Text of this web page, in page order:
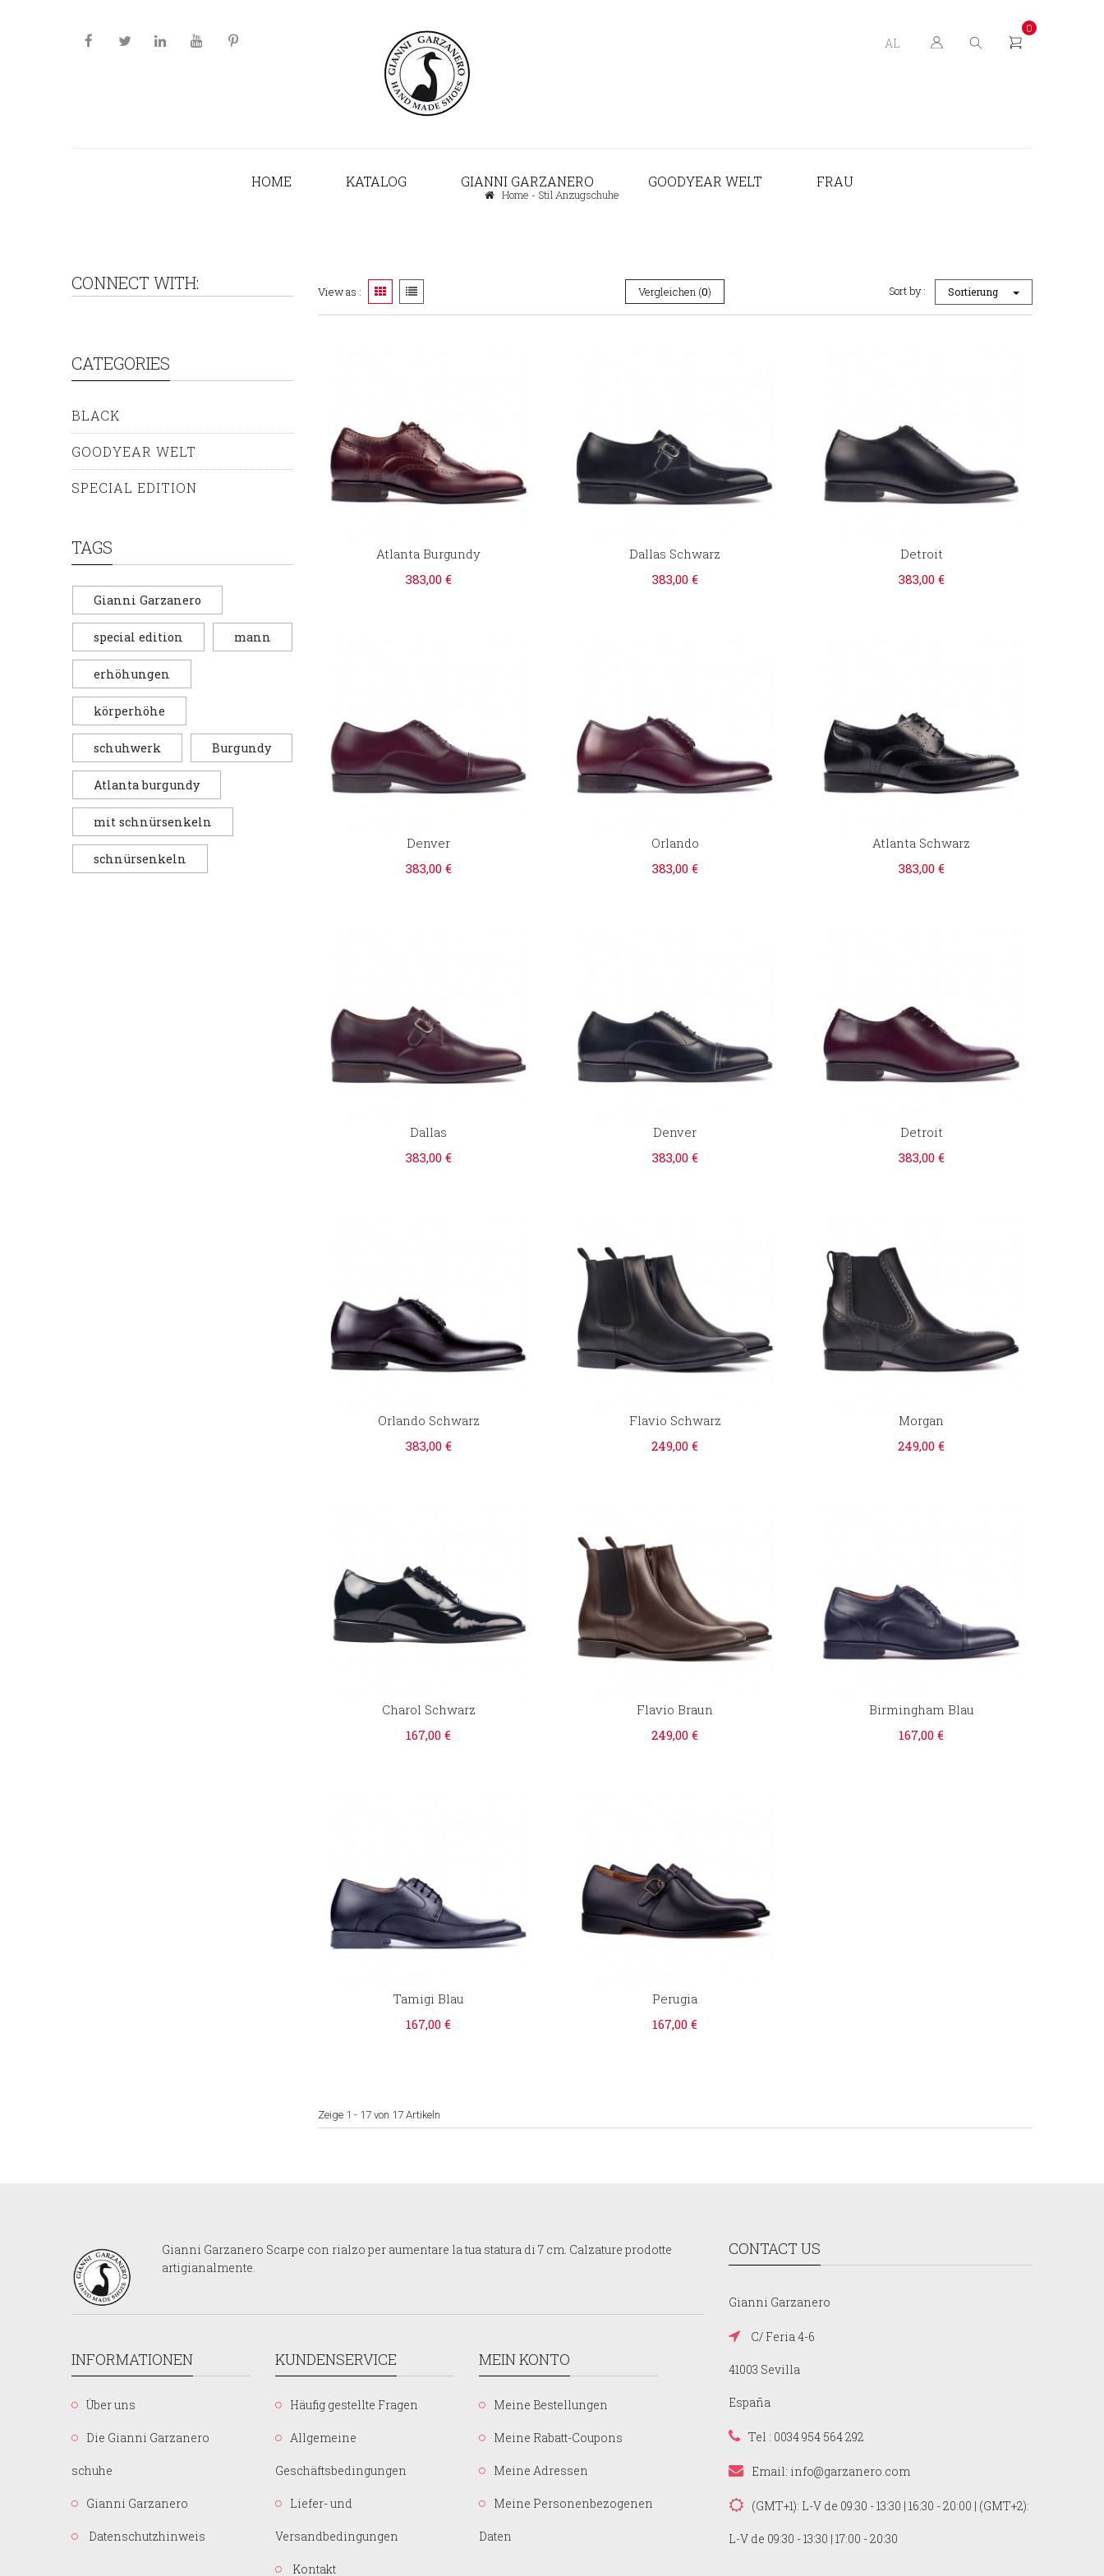
AL
0
HOME KATALOG GIANNI GARZANERO GOODYEAR WELT FRAU
Home - Stil Anzugschuhe
CONNECT WITH:
CATEGORIES
BLACK
GOODYEAR WELT
SPECIAL EDITION
TAGS
Gianni Garzanero
special edition mann
erhöhungen
körperhöhe
schuhwerk Burgundy
Atlanta burgundy
mit schnürsenkeln
schnürsenkeln
View as : Vergleichen (0) Sort by : Sortierung
Atlanta Burgundy
383,00 €
Dallas Schwarz
383,00 €
Detroit
383,00 €
Denver
383,00 €
Orlando
383,00 €
Atlanta Schwarz
383,00 €
Dallas
383,00 €
Denver
383,00 €
Detroit
383,00 €
Orlando Schwarz
383,00 €
Flavio Schwarz
249,00 €
Morgan
249,00 €
Charol Schwarz
167,00 €
Flavio Braun
249,00 €
Birmingham Blau
167,00 €
Tamigi Blau
167,00 €
Perugia
167,00 €
Zeige 1 - 17 von 17 Artikeln
Gianni Garzanero Scarpe con rialzo per aumentare la tua statura di 7 cm. Calzature prodotte
artigianalmente.
CONTACT US
Gianni Garzanero
C/ Feria 4-6
41003 Sevilla
España
Tel : 0034 954 564 292
Email: info@garzanero.com
(GMT+1): L-V de 09:30 - 13:30 | 16:30 - 20:00 | (GMT+2):
L-V de 09:30 - 13:30 | 17:00 - 20:30
INFORMATIONEN
Über uns
Die Gianni Garzanero
schuhe
Gianni Garzanero
Datenschutzhinweis
KUNDENSERVICE
Häufig gestellte Fragen
Allgemeine
Geschäftsbedingungen
Liefer- und
Versandbedingungen
Kontakt
MEIN KONTO
Meine Bestellungen
Meine Rabatt-Coupons
Meine Adressen
Meine Personenbezogenen
Daten